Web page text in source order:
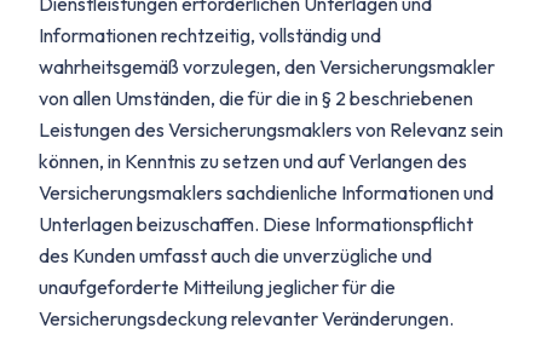
Informationen rechtzeitig, vollständig und
wahrheitsgemäß vorzulegen, den Versicherungsmakler
von allen Umständen, die für die in § 2 beschriebenen
Leistungen des Versicherungsmaklers von Relevanz sein
können, in Kenntnis zu setzen und auf Verlangen des
Versicherungsmaklers sachdienliche Informationen und
Unterlagen beizuschaffen. Diese Informationspflicht
des Kunden umfasst auch die unverzügliche und
unaufgeforderte Mitteilung jeglicher für die
Versicherungsdeckung relevanter Veränderungen.